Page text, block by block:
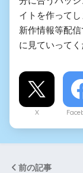
イトを作って
新作情報等配
に見ていってく
X
前の記事